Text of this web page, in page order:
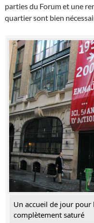
parties du Forum et une
quartier sont bien
Un accueil de jour pour
complètement saturé